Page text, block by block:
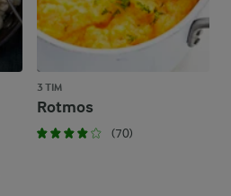
3 TIM
Rotmos
(70)